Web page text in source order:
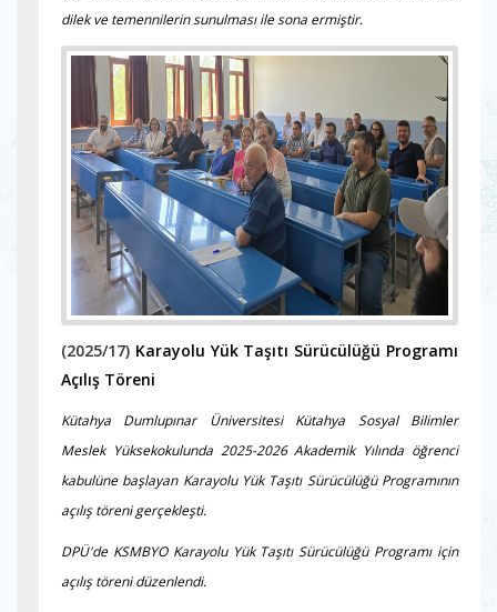
dilek ve temennilerin sunulması ile sona ermiştir.
(2025/17) Karayolu Yük Taşıtı Sürücülüğü Programı
Açılış Töreni
Kütahya Dumlupınar Üniversitesi Kütahya Sosyal Bilimler
Meslek Yüksekokulunda 2025-2026 Akademik Yılında öğrenci
kabulüne başlayan Karayolu Yük Taşıtı Sürücülüğü Programının
açılış töreni gerçekleşti.
DPÜ'de KSMBYO Karayolu Yük Taşıtı Sürücülüğü Programı için
açılış töreni düzenlendi.